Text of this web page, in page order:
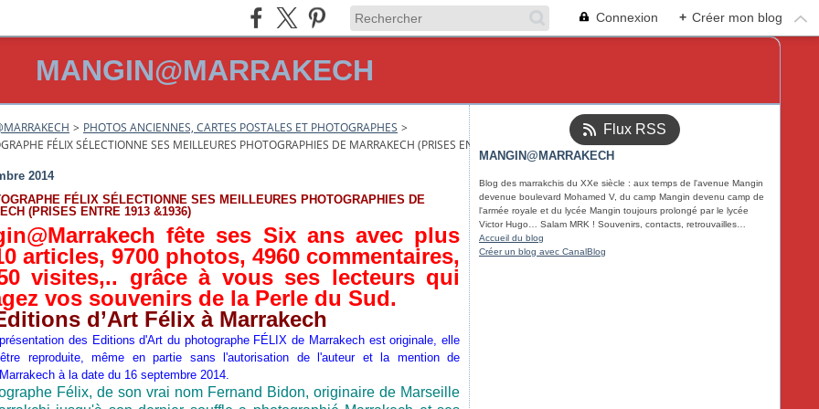
Connexion + Créer mon blog
MANGIN@MARRAKECH
> PHOTOS ANCIENNES, CARTES POSTALES ET PHOTOGRAPHES >
FÉLIX SÉLECTIONNE SES MEILLEURES PHOTOGRAPHIES DE MARRAKECH (PRISES ENTRE 1913 &1936)
2014
FÉLIX SÉLECTIONNE SES MEILLEURES PHOTOGRAPHIES DE
(PRISES ENTRE 1913 &1936)
fête ses Six ans avec plus
articles, 9700 photos, 4960 commentaires,
visites,.. grâce à vous ses lecteurs qui
vos souvenirs de la Perle du Sud.
d’Art Félix à Marrakech
des Editions d'Art du photographe FÉLIX de Marrakech est originale, elle
reproduite, même en partie sans l'autorisation de l'auteur et la mention de
à la date du 16 septembre 2014.
Félix, de son vrai nom Fernand Bidon, originaire de Marseille
Flux RSS
MANGIN@MARRAKECH
Blog des marrakchis du XXe siècle : aux temps de l'avenue Mangin
devenue boulevard Mohamed V, du camp Mangin devenu camp de
l'armée royale et du lycée Mangin toujours prolongé par le lycée
Victor Hugo… Salam MRK ! Souvenirs, contacts, retrouvailles…
Accueil du blog
Créer un blog avec CanalBlog